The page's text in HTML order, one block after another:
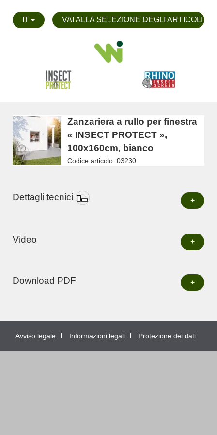
IT VAI ALLA SELEZIONE DEGLI ARTICOLI
Zanzariera a rullo per finestra
« INSECT PROTECT »,
100x160cm, bianco
Codice articolo: 03230
Dettagli tecnici +
Video +
Download PDF +
Avviso legale Informazioni legali Protezione dei dati